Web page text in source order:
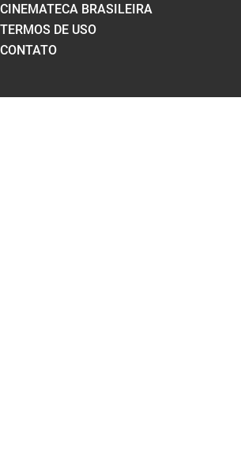
CINEMATECA BRASILEIRA
TERMOS DE USO
CONTATO